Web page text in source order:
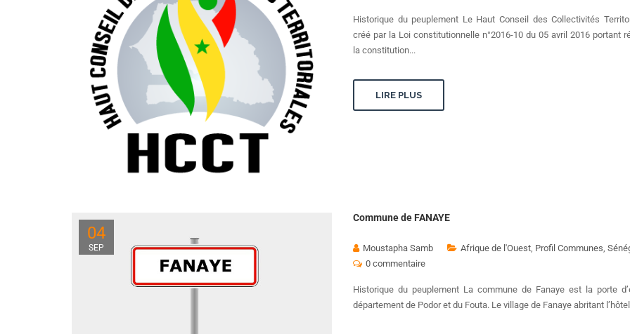
Historique du peuplement Le Haut Conseil des Collectivités
créé par la Loi constitutionnelle n°2016-10 du 05 avril 2016 portant
la constitution...
LIRE PLUS
04
SEP
Commune de FANAYE
Moustapha Samb Afrique de l'Ouest Profil Communes
0 commentaire
Historique du peuplement La commune de Fanaye est la porte
département de Podor et du Fouta. Le village de Fanaye abritant